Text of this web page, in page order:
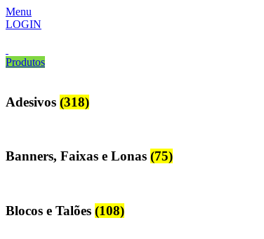
Menu
LOGIN
Produtos
Adesivos (318)
Banners, Faixas e Lonas (75)
Blocos e Talões (108)